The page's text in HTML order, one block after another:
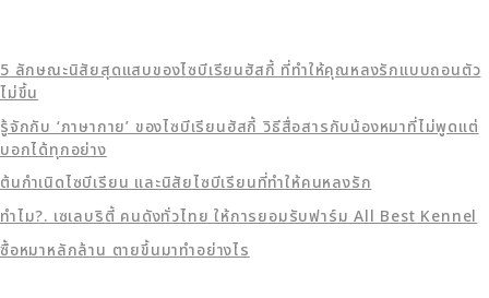
5 ลักษณะนิสัยสุดแสบของไซบีเรียนฮัสกี้ ที่ทำให้คุณหลงรักแบบถอนตัว
ไม่ขึ้น
รู้จักกับ ‘ภาษากาย’ ของไซบีเรียนฮัสกี้ วิธีสื่อสารกับน้องหมาที่ไม่พูดแต่
บอกได้ทุกอย่าง
ต้นกำเนิดไซบีเรียน และนิสัยไซบีเรียนที่ทำให้คนหลงรัก
ทำไม?. เซเลบริตี้ คนดังทั่วไทย ให้การยอมรับฟาร์ม All Best Kennel
ซื้อหมาหลักล้าน ตายขึ้นมาทำอย่างไร